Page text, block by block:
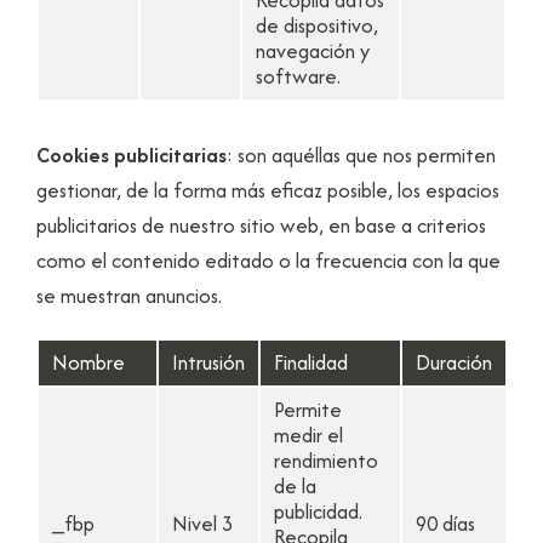
de dispositivo,
navegación y
software.
Cookies publicitarias: son aquéllas que nos permiten
gestionar, de la forma más eficaz posible, los espacios
publicitarios de nuestro sitio web, en base a criterios
como el contenido editado o la frecuencia con la que
se muestran anuncios.
Nombre Intrusión Finalidad Duración
_fbp Nivel 3
Permite
medir el
rendimiento
de la
publicidad.
Recopila
90 días